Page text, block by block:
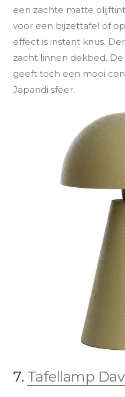
een zachte matte
voor een bijzettafel of
effect is instant knus.
zacht linnen dekbed.
geeft toch een mooi
Japandi sfeer.
7. Tafellamp